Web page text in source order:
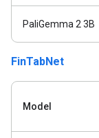
PaliGemma 2 3B
FinTabNet
Model